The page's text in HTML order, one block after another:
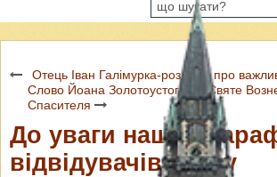
Отець Іван Галімурка-роздуми про
Слово Йоана Золотоустого на Святе
Спасителя
До уваги наших
відвідувачів сайту